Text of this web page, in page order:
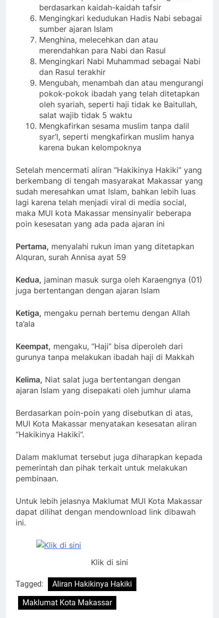
berdasarkan kaidah-kaidah tafsir
Mengingkari kedudukan Hadis Nabi sebagai
sumber ajaran Islam
Menghina, melecehkan dan atau
merendahkan para Nabi dan Rasul
Mengingkari Nabi Muhammad sebagai Nabi
dan Rasul terakhir
Mengubah, menambah dan atau mengurangi
pokok-pokok ibadah yang telah ditetapkan
oleh syariah, seperti haji tidak ke Baitullah,
salat wajib tidak 5 waktu
Mengkafirkan sesama muslim tanpa dalil
syar’I, seperti mengkafirkan muslim hanya
karena bukan kelompoknya
Setelah mencermati aliran “Hakikinya Hakiki” yang
berkembang di tengah masyarakat Makassar yang
sudah meresahkan umat Islam, bahkan lebih luas
lagi karena telah menjadi viral di media social,
maka MUI kota Makassar mensinyalir beberapa
poin kesesatan yang ada pada ajaran ini
Pertama, menyalahi rukun iman yang ditetapkan
Alquran, surah Annisa ayat 59
Kedua, jaminan masuk surga oleh Karaengnya (01)
juga bertentangan dengan ajaran Islam
Ketiga, mengaku pernah bertemu dengan Allah
ta’ala
Keempat, mengaku, “Haji” bisa diperoleh dari
gurunya tanpa melakukan ibadah haji di Makkah
Kelima, Niat salat juga bertentangan dengan
ajaran Islam yang disepakati oleh jumhur ulama
Berdasarkan poin-poin yang disebutkan di atas,
MUI Kota Makassar menyatakan kesesatan aliran
“Hakikinya Hakiki”.
Dalam maklumat tersebut juga diharapkan kepada
pemerintah dan pihak terkait untuk melakukan
pembinaan.
Untuk lebih jelasnya Maklumat MUI Kota Makassar
dapat dilihat dengan mendownload link dibawah
ini.
Klik di sini
Tagged:
Aliran Hakikinya Hakiki
Maklumat Kota Makassar